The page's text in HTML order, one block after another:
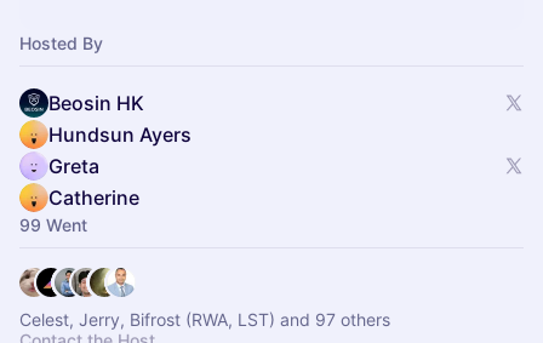
Hosted By
Beosin HK
Hundsun Ayers
Greta
Catherine
99 Went
Celest, Jerry, Bifrost (RWA, LST) and 97 others